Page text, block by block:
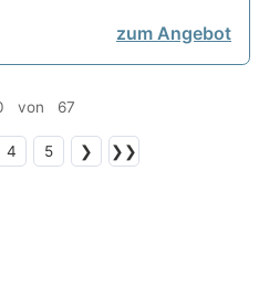
zum Angebot
von 67
4 5 ❯ ❯❯